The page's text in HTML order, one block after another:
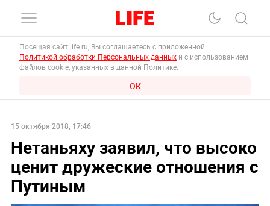
Посещая сайт life.ru, Вы соглашаетесь с приложенной
Политикой обработки Персональных данных и с использованием
файлов cookie, указанных в данной Политике.
ОК
15 октября 2018, 17:46
Нетаньяху заявил, что высоко
ценит дружеские отношения с
Путиным